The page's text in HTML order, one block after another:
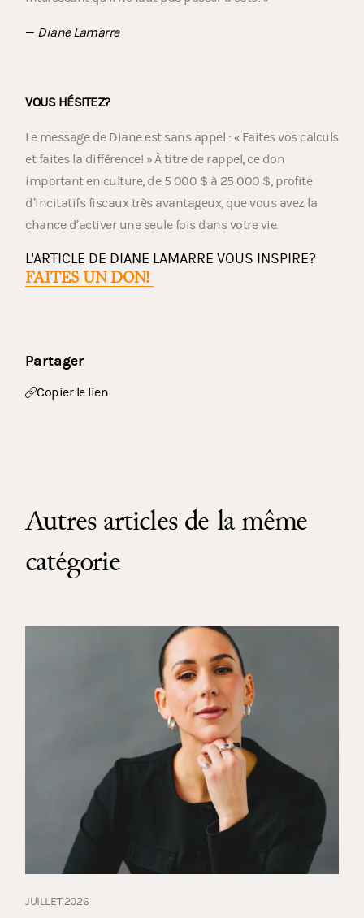
— Diane Lamarre
VOUS HÉSITEZ?
Le message de Diane est sans appel : « Faites vos calculs
et faites la différence! » À titre de rappel, ce don
important en culture, de 5 000 $ à 25 000 $, profite
d’incitatifs fiscaux très avantageux, que vous avez la
chance d’activer une seule fois dans votre vie.
L'ARTICLE DE DIANE LAMARRE VOUS INSPIRE?
FAITES UN DON!
Partager
Copier le lien
Autres articles de la même
catégorie
JUILLET 2026